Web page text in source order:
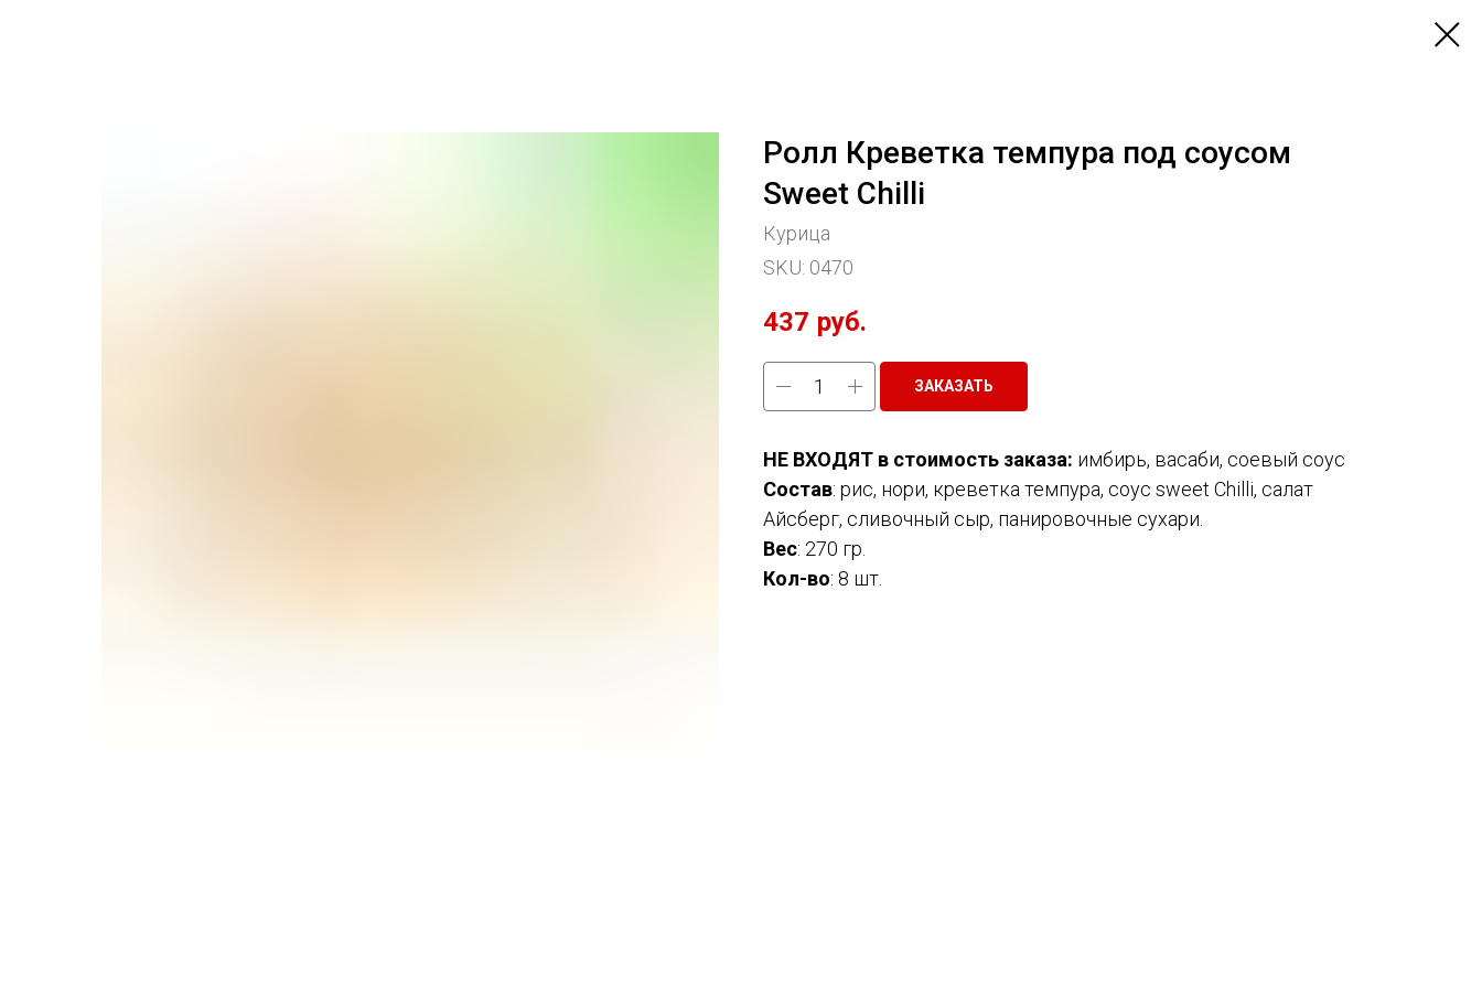
Ролл Креветка темпура под соусом
Sweet Chilli
Курица
SKU: 0470
437 руб.
ЗАКАЗАТЬ
НЕ ВХОДЯТ в стоимость заказа: имбирь, васаби, соевый соус
Состав: рис, нори, креветка темпура, соус sweet Chilli, салат
Айсберг, сливочный сыр, панировочные сухари.
Вес: 270 гр.
Кол-во: 8 шт.